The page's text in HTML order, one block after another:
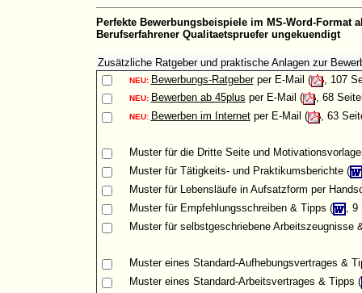
Perfekte Bewerbungsbeispiele im MS-Word-Format
Berufserfahrener Qualitaetspruefer ungekuendigt
Zusätzliche Ratgeber und praktische Anlagen zur
NEU: Bewerbungs-Ratgeberper E-Mail ( , 107
NEU: Bewerben ab 45plus per E-Mail ( , 68
NEU: Bewerben im Internetper E-Mail ( , 63
Musterfür die Dritte Seite und
Musterfür Tätigkeits- und Praktikumsberichte (
Musterfür Lebensläufe in Aufsatzform per
Muster für Empfehlungsschreiben & Tipps (
, 9
Muster für selbstgeschriebene Arbeitszeugnisse
Muster eines Standard-Aufhebungsvertrages &
Muster eines Standard-Arbeitsvertrages & Tipps (